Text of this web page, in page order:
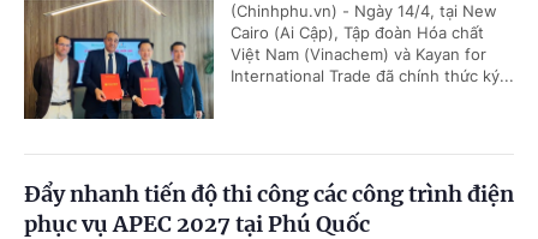
(Chinhphu.vn) - Ngày 14/4, tại New
Cairo (Ai Cập), Tập đoàn Hóa chất
Việt Nam (Vinachem) và Kayan for
International Trade đã chính thức ký...
Đẩy nhanh tiến độ thi công các công trình điện
phục vụ APEC 2027 tại Phú Quốc